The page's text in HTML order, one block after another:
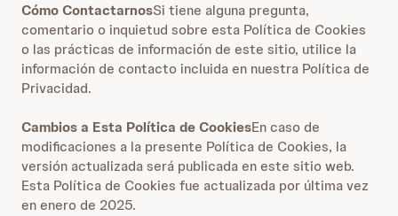
Cómo ContactarnosSi tiene alguna pregunta,
comentario o inquietud sobre esta Política de Cookies
o las prácticas de información de este sitio, utilice la
información de contacto incluida en nuestra Política de
Privacidad.
Cambios a Esta Política de CookiesEn caso de
modificaciones a la presente Política de Cookies, la
versión actualizada será publicada en este sitio web.
Esta Política de Cookies fue actualizada por última vez
en enero de 2025.